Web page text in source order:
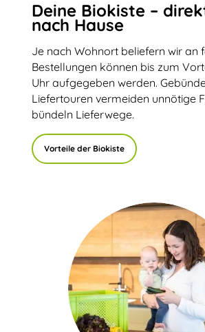
Deine Biokiste –
nach Hause
Je nach Wohnort beliefern wir an
Bestellungen können bis zum
Uhr aufgegeben werden.
Liefertouren vermeiden unnötige
bündeln Lieferwege.
Vorteile der Biokiste